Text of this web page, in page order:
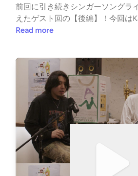
om/sangen_radioInstagram:
om/sangenshugi.radio/Spotify:
m/show/
1878945126KazmaX: https://
https://www.instagram.com/
X: https://x.com/
tagram.com/rick_gt76
前回に引き続きシンガーソングラ
えたゲスト回の【後編】！今回は
秀。の「現在と未来」、そして彼の
ゴの映像が全く浮かばない」——
の実験台になったことで判明した
（視覚的イメージを持たない特性
スプレイを持たない彼が、なぜこ
浮かぶ音楽を作れるのか？さらに
イティブに多大な影響を与えた2
ストとの秘話も！世界的ピアニス
ぃん）」との出会いと事務所をざ
ディングの裏側、そしてカナダの
nysonとの謎の同居生活で学んだ
Read more